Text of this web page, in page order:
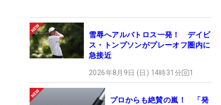
雪辱へアルバトロス一発！ デイビ
ス・トンプソンがプレーオフ圏内に
急接近
2026年8月9日 (日) 14時31分 1
プロからも絶賛の嵐！ 「発